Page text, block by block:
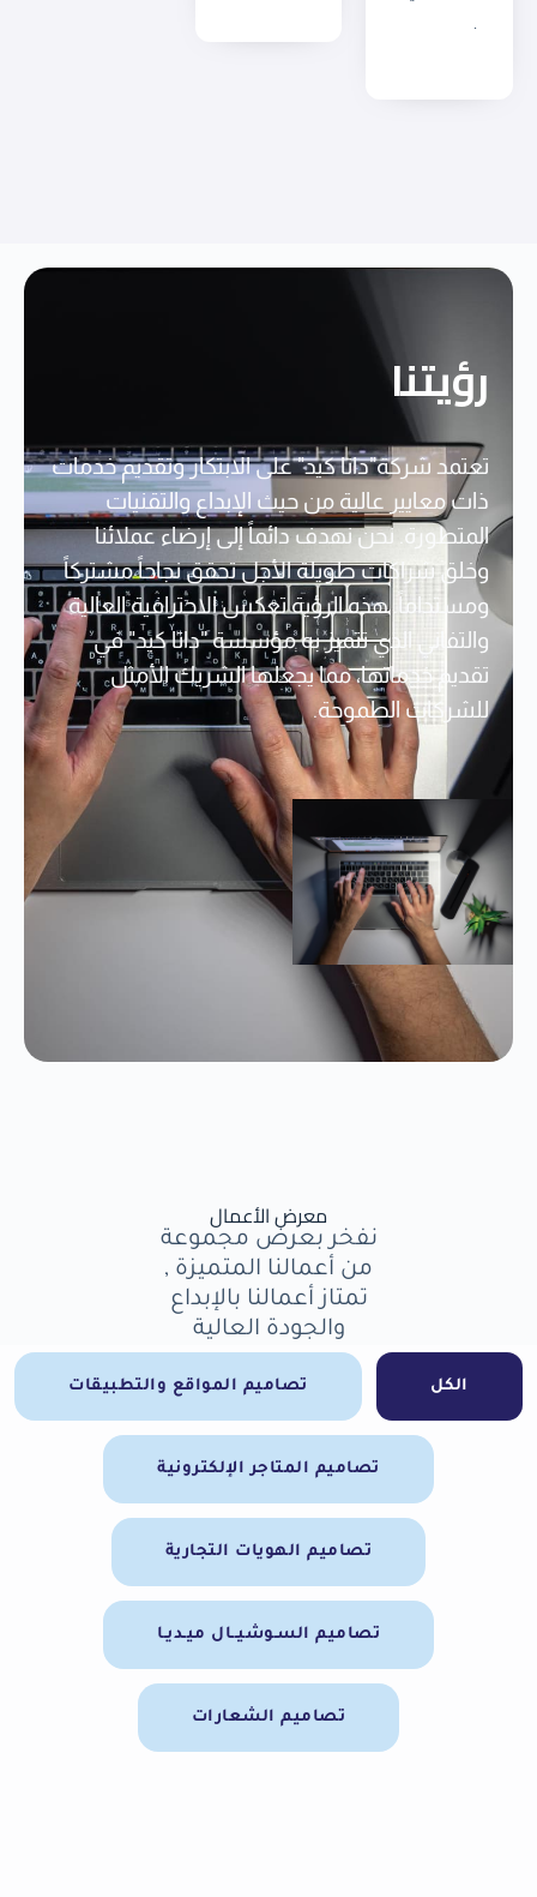
رؤيتنا
تعتمد شركة"داتا كيد" على الابتكار وتقديم خدمات
ذات معايير عالية من حيث الإبداع والتقنيات
المتطورة. نحن نهدف دائماً إلى إرضاء عملائنا
وخلق شراكات طويلة الأجل تحقق نجاحاً مشتركاً
ومستداماً. هذه الرؤية تعكس الاحترافية العالية
والتفاني الذي تتميز به مؤسسة "داتا كيد" في
تقديم خدماتها، مما يجعلها الشريك الأمثل
للشركات الطموحة.
معرض الأعمال
نفخر بعرض مجموعة
من أعمالنا المتميزة ,
تمتاز أعمالنا بالإبداع
والجودة العالية
الكل تصاميم المواقع والتطبيقات
تصاميم المتاجر الإلكترونية
تصاميم الهويات التجارية
تصاميم السـوشيــال ميـديـا
تصاميم الشعارات